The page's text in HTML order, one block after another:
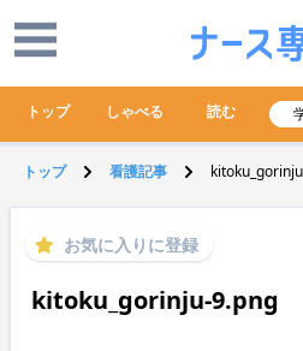
トップ しゃべる 読む
トップ 看護記事
お気に入りに登録
kitoku_gorinju-9.png